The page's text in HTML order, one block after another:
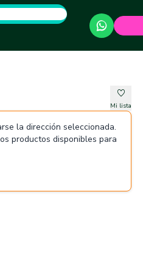
Mi lista
la dirección seleccionada.
productos disponibles para